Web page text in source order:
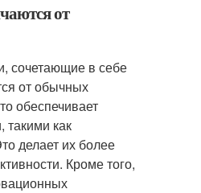
от
сочетающие в себе
от обычных
обеспечивает
такими как
делает их более
Кроме того,